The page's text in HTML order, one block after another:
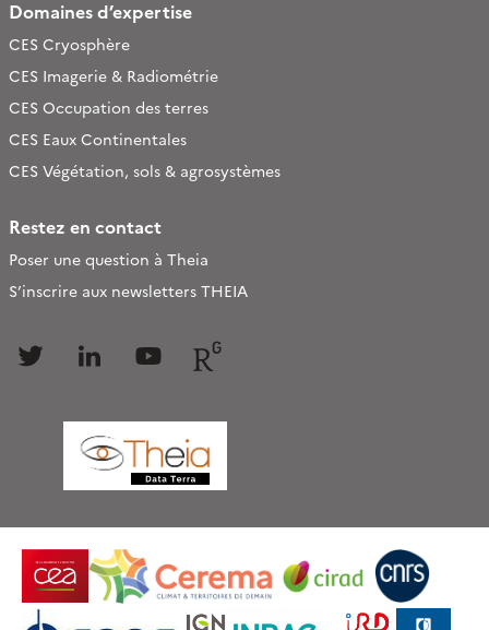
Domaines d’expertise
CES Cryosphère
CES Imagerie & Radiométrie
CES Occupation des terres
CES Eaux Continentales
CES Végétation, sols & agrosystèmes
Restez en contact
Poser une question à Theia
S’inscrire aux newsletters THEIA
Follow Follow